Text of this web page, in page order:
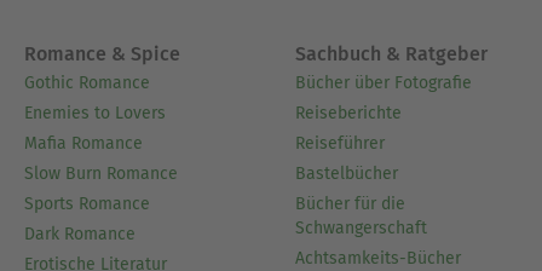
Romance & Spice
Gothic Romance
Enemies to Lovers
Mafia Romance
Slow Burn Romance
Sports Romance
Dark Romance
Erotische Literatur
Sachbuch & Ratgeber
Bücher über Fotografie
Reiseberichte
Reiseführer
Bastelbücher
Bücher für die
Schwangerschaft
Achtsamkeits-Bücher